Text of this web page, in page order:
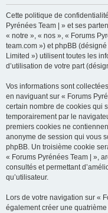
Cette politique de
Pyrénées Team | » et ses
« notre », « nos », « Forums
team.com ») et phpBB
Limited ») utilisent toutes les
d’utilisation de votre part
Vos informations sont
en naviguant sur « Forums
certain nombre de cookies qui
temporairement par le
premiers cookies ne
anonyme de session qui vous
phpBB. Un troisième cookie
« Forums Pyrénées Team | »,
consultés et permettant
qu’utilisateur.
Lors de votre navigation sur «
également créer une